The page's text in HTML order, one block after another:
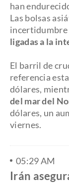
han
Las bolsas
incertidumbre
ligadas a la
El barril de
referencia
dólares,
del mar del
dólares, un
viernes.
05:29 AM
Irán